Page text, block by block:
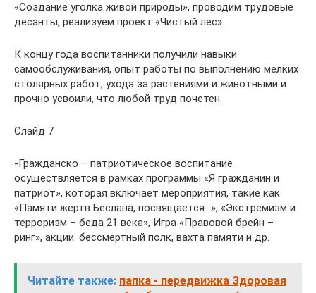
«Создание уголка живой природы», проводим трудовые
десанты, реализуем проект «Чистый лес».
К концу года воспитанники получили навыки
самообслуживания, опыт работы по выполнению мелких
столярных работ, ухода за растениями и животными и
прочно усвоили, что любой труд почетен.
Слайд 7
-Гражданско – патриотическое воспитание
осуществляется в рамках программы «Я гражданин и
патриот», которая включает мероприятия, такие как
«Памяти жертв Беслана, посвящается…», «Экстремизм и
терроризм – беда 21 века», Игра «Правовой брейн –
ринг», акции: бессмертный полк, вахта памяти и др.
Читайте также: папка - передвижка Здоровая